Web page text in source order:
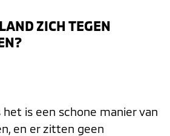
ZICH TEGEN
is een schone manier van
en er zitten geen